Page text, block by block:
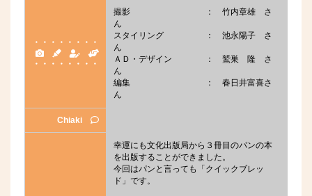
・・・・・・・・
・・・・・・・・
撮影 ： 竹内章雄 さ
ん
スタイリング ： 池永陽子 さ
ん
ＡＤ・デザイン ： 鷲巣 隆 さ
ん
編集 ： 春日井富喜さ
ん
Chiaki
幸運にも文化出版局から３冊目のパンの本
を出版することができました。
今回はパンと言っても「クイックブレッ
ド」です。